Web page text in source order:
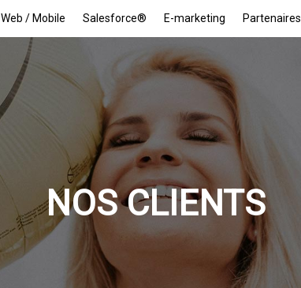
Web / Mobile Salesforce® E-marketing Partenaires
NOS CLIENTS